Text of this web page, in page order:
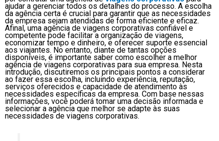
ajudar a gerenciar todos os detalhes do processo. A escolha
da agência certa é crucial para garantir que as necessidades
da empresa sejam atendidas de forma eficiente e eficaz.
Afinal, uma agência de viagens corporativas confiável e
competente pode facilitar a organização de viagens,
economizar tempo e dinheiro, e oferecer suporte essencial
aos viajantes. No entanto, diante de tantas opções
disponíveis, é importante saber como escolher a melhor
agência de viagens corporativas para sua empresa. Nesta
introdução, discutiremos os principais pontos a considerar
ao fazer essa escolha, incluindo experiência, reputação,
serviços oferecidos e capacidade de atendimento às
necessidades específicas da empresa. Com base nessas
informações, você poderá tomar uma decisão informada e
selecionar a agência que melhor se adapte às suas
necessidades de viagens corporativas.